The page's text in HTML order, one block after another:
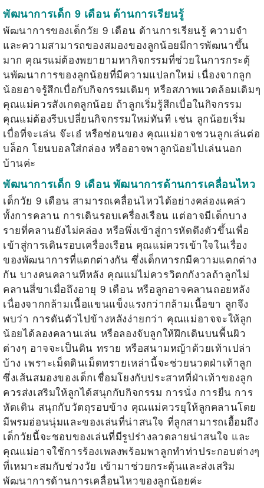
พัฒนาการเด็ก 9 เดือน ด้านการเรียนรู้
พัฒนาการของเด็กวัย 9 เดือน ด้านการเรียนรู้ ความจำ
และความสามารถของสมองของลูกน้อยมีการพัฒนาขึ้น
มาก คุณรแม่ต้องพยายามหากิจกรรมที่ช่วยในการกระตุ้
นพัฒนาการของลูกน้อยที่มีความแปลกใหม่ เนื่องจากลูก
น้อยอาจรู้สึกเบื่อกับกิจกรรมเดิมๆ หรือสภาพแวดล้อมเดิมๆ
คุณแม่ควรสังเกตลูกน้อย ถ้าลูกเริ่มรู้สึกเบื่อในกิจกรรม
คุณแม่ต้องรีบเปลี่ยนกิจกรรมใหม่ทันที เช่น ลูกน้อยเริ่ม
เบื่อที่จะเล่น จ๊ะเอ๋ หรือซ่อนของ คุณแม่อาจชวนลูกเล่นต่อ
บล็อก โยนบอลใส่กล่อง หรืออาจพาลูกน้อยไปเล่นนอก
บ้านค่ะ
พัฒนาการเด็ก 9 เดือน พัฒนาการด้านการเคลื่อนไหว
เด็กวัย 9 เดือน สามารถเคลื่อนไหวได้อย่างคล่องแคล่ว
ทั้งการคลาน การเดินรอบเครื่องเรือน แต่อาจมีเด็กบาง
รายที่คลานยังไม่คล่อง หรือพึ่งเข้าสู่การหัดดึงตัวขึ้นเพื่อ
เข้าสู่การเดินรอบเครื่องเรือน คุณแม่ควรเข้าใจในเรื่อง
ของพัฒนาการที่แตกต่างกัน ซึ่งเด็กทารกมีความแตกต่าง
กัน บางคนคลานทีหลัง คุณแม่ไม่ควรวิตกกังวลถ้าลูกไม่
คลานสี่ขาเมื่อถึงอายุ 9 เดือน หรือลูกอาจคลานถอยหลัง
เนื่องจากกล้ามเนื้อแขนแข็งแรงกว่ากล้ามเนื้อขา ลูกจึง
พบว่า การดันตัวไปข้างหลังง่ายกว่า คุณแม่อาจจะให้ลูก
น้อยได้ลองคลานเล่น หรือลองจับลูกให้ฝึกเดินบนพื้นผิว
ต่างๆ อาจจะเป็นดิน ทราย หรือสนามหญ้าด้วยเท้าเปล่า
บ้าง เพราะเม็ดดินเม็ดทรายเหล่านี้จะช่วยนวดฝ่าเท้าลูก
ซึ่งเส้นสมองของเด็กเชื่อมโยงกับประสาทที่ฝ่าเท้าของลูก
ควรส่งเสริมให้ลูกได้สนุกกับกิจกรรม การนั่ง การยืน การ
หัดเดิน สนุกกับวัตถุรอบข้าง คุณแม่ควรยุให้ลูกคลานโดย
มีพรมอ่อนนุ่มและของเล่นที่น่าสนใจ ที่ลูกสามารถเอื้อมถึง
เด็กวัยนี้จะชอบของเล่นที่มีรูปร่างลวดลายน่าสนใจ และ
คุณแม่อาจใช้การร้องเพลงพร้อมพาลูกทำท่าประกอบต่างๆ
ที่เหมาะสมกับช่วงวัย เข้ามาช่วยกระตุ้นและส่งเสริม
พัฒนาการด้านการเคลื่อนไหวของลูกน้อยค่ะ